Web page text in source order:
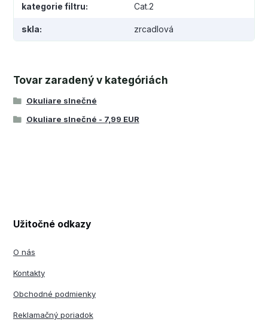
kategorie filtru Cat.2
skla zrcadlová
Tovar zaradený v kategóriách
Okuliare slnečné
Okuliare slnečné - 7,99 EUR
Užitočné odkazy
O nás
Kontakty
Obchodné podmienky
Reklamačný poriadok